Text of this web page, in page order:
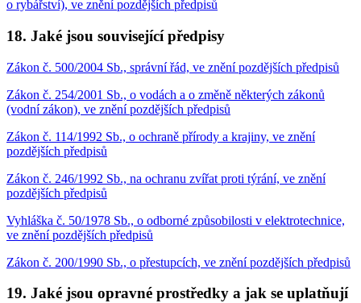
o rybářství), ve znění pozdějších předpisů
18. Jaké jsou související předpisy
Zákon č. 500/2004 Sb., správní řád, ve znění pozdějších předpisů
Zákon č. 254/2001 Sb., o vodách a o změně některých zákonů
(vodní zákon), ve znění pozdějších předpisů
Zákon č. 114/1992 Sb., o ochraně přírody a krajiny, ve znění
pozdějších předpisů
Zákon č. 246/1992 Sb., na ochranu zvířat proti týrání, ve znění
pozdějších předpisů
Vyhláška č. 50/1978 Sb., o odborné způsobilosti v elektrotechnice,
ve znění pozdějších předpisů
Zákon č. 200/1990 Sb., o přestupcích, ve znění pozdějších předpisů
19. Jaké jsou opravné prostředky a jak se uplatňují